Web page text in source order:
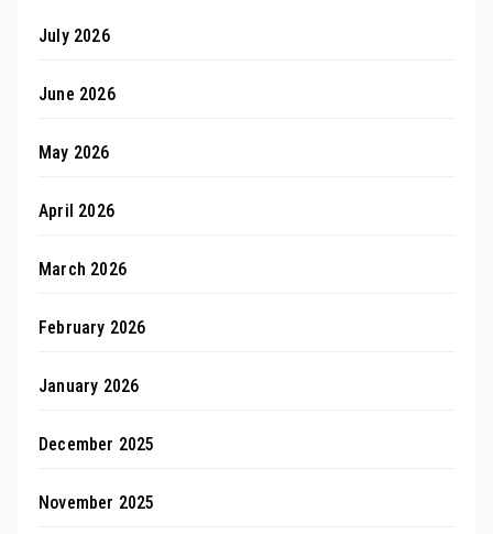
July 2026
June 2026
May 2026
April 2026
March 2026
February 2026
January 2026
December 2025
November 2025